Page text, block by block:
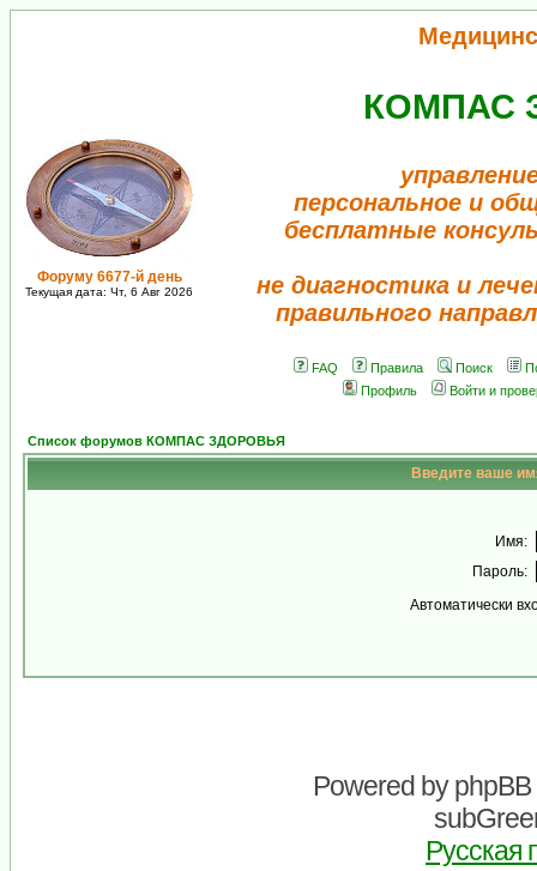
Форуму 6677-й день
Текущая дата: Чт, 6 Авг 2026
КОМПАС
персональное и
бесплатные
не диагностика и
правильного
FAQ Правила Поиск
Профиль
Войти и
Список форумов КОМПАС ЗДОРОВЬЯ
Введите ваше
Имя:
Пароль:
Автоматически
Powered byphpBB
Русская